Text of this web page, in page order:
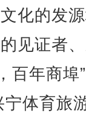
化的发
见证者
百年商埠
体育旅